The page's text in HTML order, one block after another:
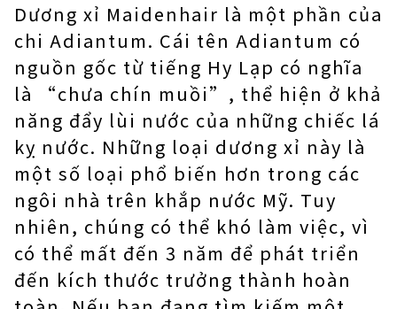
Dương xỉ Maidenhair là một phần của
chi Adiantum. Cái tên Adiantum có
nguồn gốc từ tiếng Hy Lạp có nghĩa
là “chưa chín muồi”, thể hiện ở khả
năng đẩy lùi nước của những chiếc lá
kỵ nước. Những loại dương xỉ này là
một số loại phổ biến hơn trong các
ngôi nhà trên khắp nước Mỹ. Tuy
nhiên, chúng có thể khó làm việc, vì
có thể mất đến 3 năm để phát triển
đến kích thước trưởng thành hoàn